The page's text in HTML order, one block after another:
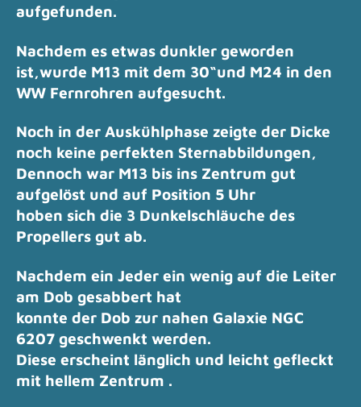
aufgefunden.
Nachdem es etwas dunkler geworden
ist,wurde M13 mit dem 30“und M24 in den
WW Fernrohren aufgesucht.
Noch in der Auskühlphase zeigte der Dicke
noch keine perfekten Sternabbildungen,
Dennoch war M13 bis ins Zentrum gut
aufgelöst und auf Position 5 Uhr
hoben sich die 3 Dunkelschläuche des
Propellers gut ab.
Nachdem ein Jeder ein wenig auf die Leiter
am Dob gesabbert hat
konnte der Dob zur nahen Galaxie NGC
6207 geschwenkt werden.
Diese erscheint länglich und leicht gefleckt
mit hellem Zentrum .